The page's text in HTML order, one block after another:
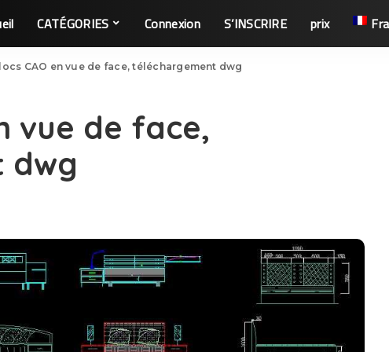
CATÉGORIES Connexion S’INSCRIRE prix
CAO en vue de face, téléchargement dwg
vue de face,
dwg